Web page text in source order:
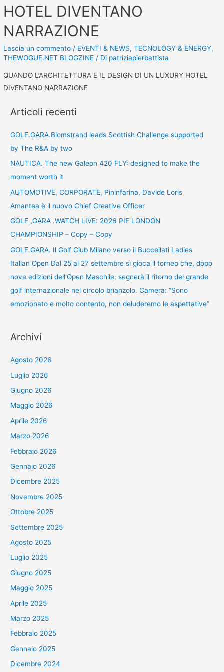
HOTEL DIVENTANO
NARRAZIONE
Lascia un commento / EVENTI & NEWS,TECNOLOGY & ENERGY,
THEWOGUE.NET BLOGZINE / Di patriziapierbattista
QUANDO L’ARCHITETTURA E IL DESIGN DI UN LUXURY HOTEL
DIVENTANO NARRAZIONE
Articoli recenti
GOLF.GARA.Blomstrand leads Scottish Challenge supported
by The R&A by two
NAUTICA. The new Galeon 420 FLY: designed to make the
moment worth it
AUTOMOTIVE, CORPORATE, Pininfarina, Davide Loris
Amantea è il nuovo Chief Creative Officer
GOLF ,GARA .WATCH LIVE: 2026 PIF LONDON
CHAMPIONSHIP – Copy – Copy
GOLF.GARA. Il Golf Club Milano verso il Buccellati Ladies
Italian Open Dal 25 al 27 settembre si gioca il torneo che, dopo
nove edizioni dell’Open Maschile, segnerà il ritorno del grande
golf internazionale nel circolo brianzolo. Camera: “Sono
emozionato e molto contento, non deluderemo le aspettative”
Archivi
Agosto 2026
Luglio 2026
Giugno 2026
Maggio 2026
Aprile 2026
Marzo 2026
Febbraio 2026
Gennaio 2026
Dicembre 2025
Novembre 2025
Ottobre 2025
Settembre 2025
Agosto 2025
Luglio 2025
Giugno 2025
Maggio 2025
Aprile 2025
Marzo 2025
Febbraio 2025
Gennaio 2025
Dicembre 2024